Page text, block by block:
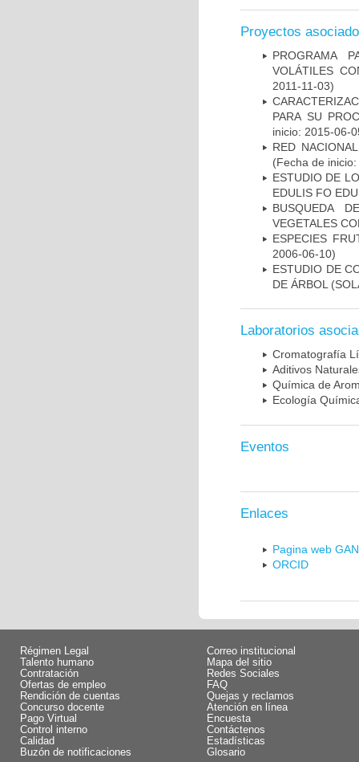
Proyectos
PROGRAMA
VOLÁTILES
2011-11-03)
PARA SU
inicio: 2015-06-
RED
(Fecha de
ESTUDIO DE
EDULIS FO
BUSQUEDA
VEGETALES
ESPECIES
2006-06-10)
ESTUDIO DE
DE ÁRBOL
Laboratorios
Cromatografía
Aditivos
Química de
Ecología
Eventos
Enlaces
Pagina web
ORCID
Régimen Legal
Talento humano
Contratación
Ofertas de empleo
Rendición de cuentas
Concurso docente
Pago Virtual
Control interno
Calidad
Buzón de notificaciones
Correo institucional
Mapa del sitio
Redes Sociales
FAQ
Quejas y reclamos
Atención en línea
Encuesta
Contáctenos
Estadísticas
Glosario